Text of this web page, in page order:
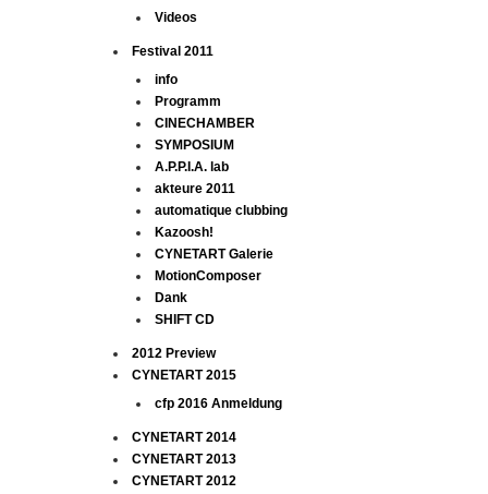
Videos
Festival 2011
info
Programm
CINECHAMBER
SYMPOSIUM
A.P.P.I.A. lab
akteure 2011
automatique clubbing
Kazoosh!
CYNETART Galerie
MotionComposer
Dank
SHIFT CD
2012 Preview
CYNETART 2015
cfp 2016 Anmeldung
CYNETART 2014
CYNETART 2013
CYNETART 2012